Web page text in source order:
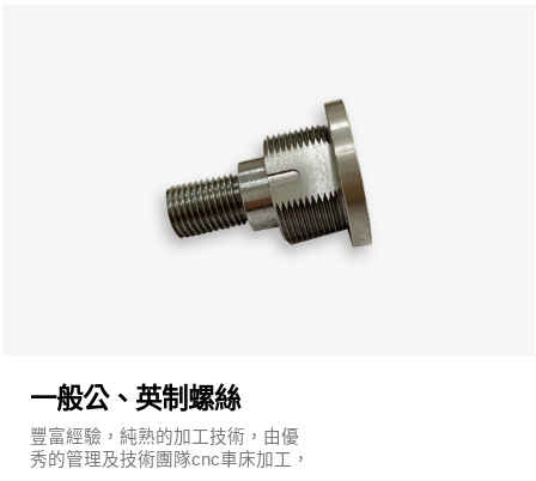
一般公、英制螺絲
豐富經驗，純熟的加工技術，由優
秀的管理及技術團隊cnc車床加工，